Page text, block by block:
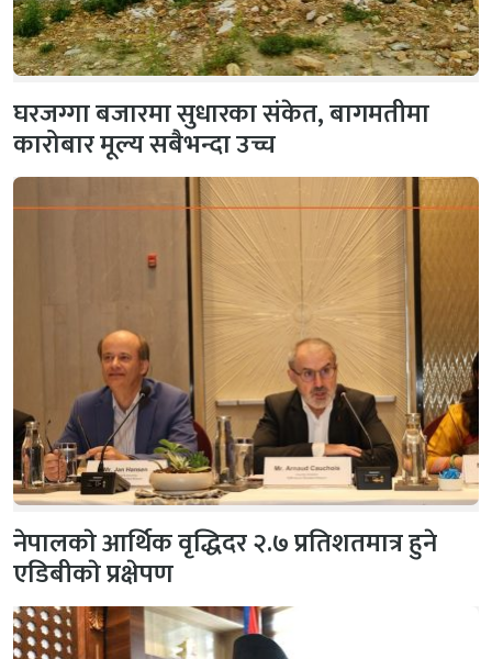
घरजग्गा बजारमा सुधारका संकेत, बागमतीमा
कारोबार मूल्य सबैभन्दा उच्च
नेपालकाे आर्थिक वृद्धिदर २.७ प्रतिशतमात्र हुने
एडिबीकाे प्रक्षेपण